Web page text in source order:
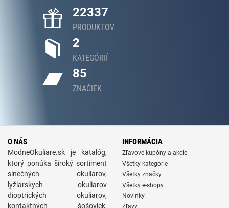
22337
PRODUKTOV
2
KATEGÓRIÍ
85
ZNAČIEK
O NÁS
ModneOkuliare.sk je katalóg,
ktorý ponúka široký sortiment
slnečných okuliarov,
lyžiarskych okuliarov
dioptrických okuliarov,
kontaktných šošoviek,
INFORMÁCIA
Zľavové kupóny a akcie
Všetky kategórie
Všetky značky
Všetky e-shopy
Novinky
Zľavy